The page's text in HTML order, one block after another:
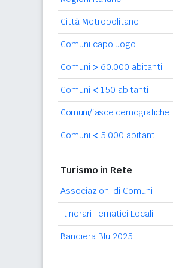
Città Metropolitane
Comuni capoluogo
Comuni > 60.000 abitanti
Comuni < 150 abitanti
Comuni/fasce demografiche
Comuni < 5.000 abitanti
Turismo in Rete
Associazioni di Comuni
Itinerari Tematici Locali
Bandiera Blu 2025